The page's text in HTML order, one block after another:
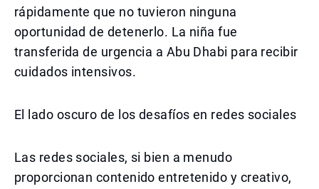
rápidamente que no tuvieron ninguna
oportunidad de detenerlo. La niña fue
transferida de urgencia a Abu Dhabi para recibir
cuidados intensivos.
El lado oscuro de los desafíos en redes sociales
Las redes sociales, si bien a menudo
proporcionan contenido entretenido y creativo,